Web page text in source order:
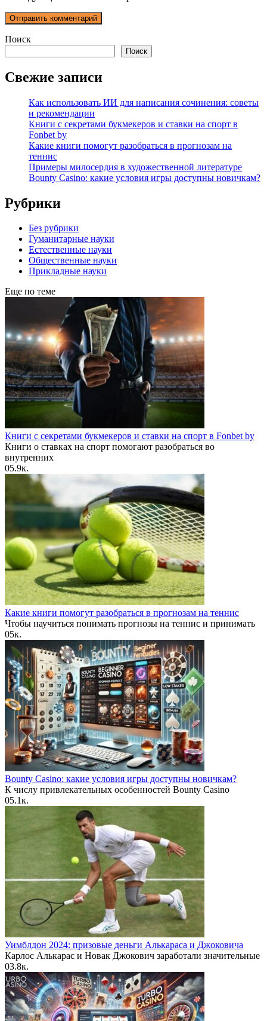
Поиск
Поиск
Свежие записи
Как использовать ИИ для написания сочинения: советы
и рекомендации
Книги с секретами букмекеров и ставки на спорт в
Fonbet by
Какие книги помогут разобраться в прогнозам на
теннис
Примеры милосердия в художественной литературе
Bounty Casino: какие условия игры доступны новичкам?
Рубрики
Без рубрики
Гуманитарные науки
Естественные науки
Общественные науки
Прикладные науки
Еще по теме
Книги с секретами букмекеров и ставки на спорт в Fonbet by
Книги о ставках на спорт помогают разобраться во
внутренних
05.9к.
Какие книги помогут разобраться в прогнозам на теннис
Чтобы научиться понимать прогнозы на теннис и принимать
05к.
Bounty Casino: какие условия игры доступны новичкам?
К числу привлекательных особенностей Bounty Casino
05.1к.
Уимблдон 2024: призовые деньги Алькараса и Джоковича
Карлос Алькарас и Новак Джокович заработали значительные
03.8к.